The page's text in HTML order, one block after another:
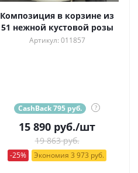
Композиция в корзине из
51 нежной кустовой розы
Артикул: 011857
CashBack 795 руб. ?
15 890 руб./шт
19 863 руб.
-25% Экономия 3 973 руб.